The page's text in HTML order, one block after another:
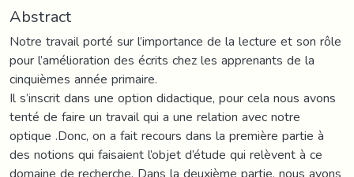
Abstract
Notre travail porté sur l’importance de la lecture et son rôle
pour l’amélioration des écrits chez les apprenants de la
cinquièmes année primaire.
Il s’inscrit dans une option didactique, pour cela nous avons
tenté de faire un travail qui a une relation avec notre
optique .Donc, on a fait recours dans la première partie à
des notions qui faisaient l’objet d’étude qui relèvent à ce